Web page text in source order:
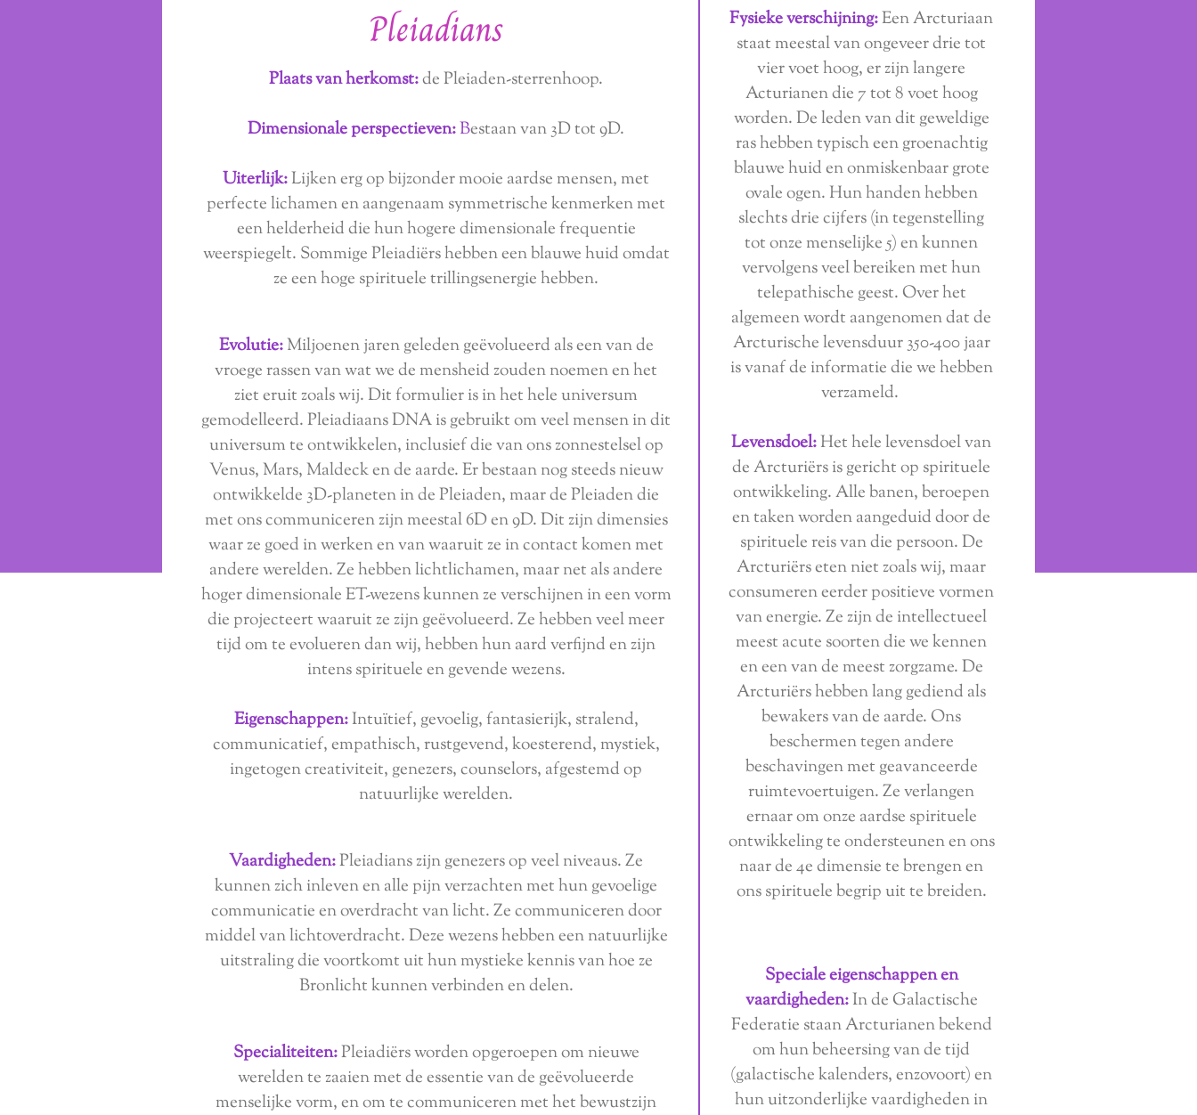
Pleiadians
Plaats van herkomst:de Pleiaden-sterrenhoop.
Dimensionale perspectieven:Bestaan ​​van 3D tot 9D.
Uiterlijk:Lijken erg op bijzonder mooie aardse mensen, met
perfecte lichamen en aangenaam symmetrische kenmerken met
een helderheid die hun hogere dimensionale frequentie
weerspiegelt. Sommige Pleiadiërs hebben een blauwe huid omdat
ze een hoge spirituele trillingsenergie hebben.
Evolutie:Miljoenen jaren geleden geëvolueerd als een van de
vroege rassen van wat we de mensheid zouden noemen en het
ziet eruit zoals wij. Dit formulier is in het hele universum
gemodelleerd. Pleiadiaans DNA is gebruikt om veel mensen in dit
universum te ontwikkelen, inclusief die van ons zonnestelsel op
Venus, Mars, Maldeck en de aarde. Er bestaan ​​nog steeds nieuw
ontwikkelde 3D-planeten in de Pleiaden, maar de Pleiaden die
met ons communiceren zijn meestal 6D en 9D. Dit zijn dimensies
waar ze goed in werken en van waaruit ze in contact komen met
andere werelden. Ze hebben lichtlichamen, maar net als andere
hoger dimensionale ET-wezens kunnen ze verschijnen in een vorm
die projecteert waaruit ze zijn geëvolueerd. Ze hebben veel meer
tijd om te evolueren dan wij, hebben hun aard verfijnd en zijn
intens spirituele en gevende wezens.
Eigenschappen:Intuïtief, gevoelig, fantasierijk, stralend,
communicatief, empathisch, rustgevend, koesterend, mystiek,
ingetogen creativiteit, genezers, counselors, afgestemd op
natuurlijke werelden.
Vaardigheden:Pleiadians zijn genezers op veel niveaus. Ze
kunnen zich inleven en alle pijn verzachten met hun gevoelige
communicatie en overdracht van licht. Ze communiceren door
middel van lichtoverdracht. Deze wezens hebben een natuurlijke
uitstraling die voortkomt uit hun mystieke kennis van hoe ze
Bronlicht kunnen verbinden en delen.
Specialiteiten:Pleiadiërs worden opgeroepen om nieuwe
werelden te zaaien met de essentie van de geëvolueerde
menselijke vorm, en om te communiceren met het bewustzijn
Fysieke verschijning:Een Arcturiaan
staat meestal van ongeveer drie tot
vier voet hoog, er zijn langere
Acturianen die 7 tot 8 voet hoog
worden. De leden van dit geweldige
ras hebben typisch een groenachtig
blauwe huid en onmiskenbaar grote
ovale ogen. Hun handen hebben
slechts drie cijfers (in tegenstelling
tot onze menselijke 5) en kunnen
vervolgens veel bereiken met hun
telepathische geest. Over het
algemeen wordt aangenomen dat de
Arcturische levensduur 350-400 jaar
is vanaf de informatie die we hebben
verzameld.
Levensdoel:Het hele levensdoel van
de Arcturiërs is gericht op spirituele
ontwikkeling. Alle banen, beroepen
en taken worden aangeduid door de
spirituele reis van die persoon. De
Arcturiërs eten niet zoals wij, maar
consumeren eerder positieve vormen
van energie. Ze zijn de intellectueel
meest acute soorten die we kennen
en een van de meest zorgzame. De
Arcturiërs hebben lang gediend als
bewakers van de aarde. Ons
beschermen tegen andere
beschavingen met geavanceerde
ruimtevoertuigen. Ze verlangen
ernaar om onze aardse spirituele
ontwikkeling te ondersteunen en ons
naar de 4e dimensie te brengen en
ons spirituele begrip uit te breiden.
Speciale eigenschappen en
vaardigheden:In de Galactische
Federatie staan ​​Arcturianen bekend
om hun beheersing van de tijd
(galactische kalenders, enzovoort) en
hun uitzonderlijke vaardigheden in